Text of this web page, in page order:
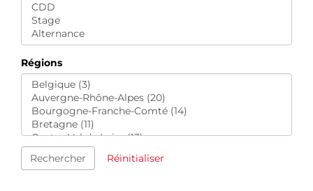
Régions
Rechercher Réinitialiser